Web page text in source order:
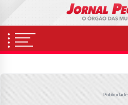
content
Publicidade